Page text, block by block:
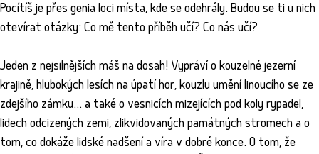
Pocítíš je přes genia loci místa, kde se odehrály. Budou se ti u nich
otevírat otázky: Co mě tento příběh učí? Co nás učí?
Jeden z nejsilnějších máš na dosah! Vypráví o kouzelné jezerní
krajině, hlubokých lesích na úpatí hor, kouzlu umění linoucího se ze
zdejšího zámku... a také o vesnicích mizejících pod koly rypadel,
lidech odcizených zemi, zlikvidovaných památných stromech a o
tom, co dokáže lidské nadšení a víra v dobré konce. O tom, že